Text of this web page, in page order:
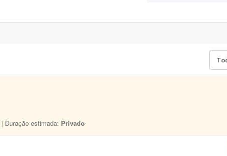
| Duração estimada: Privado